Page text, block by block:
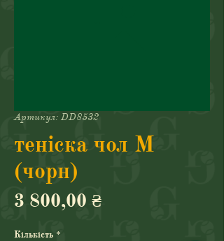
Артикул: DD8532
теніска чол М
(чорн)
3 800,00 ₴Ціна
Кількість *